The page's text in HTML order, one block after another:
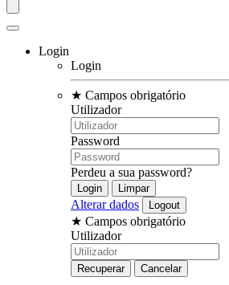
Login
Login
★ Campos obrigatório
Utilizador
Password
Perdeu a sua password?
Alterar dados
★ Campos obrigatório
Utilizador